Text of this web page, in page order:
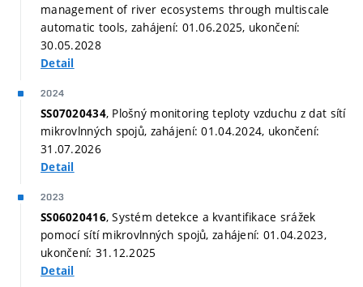
management of river ecosystems through multiscale
automatic tools, zahájení: 01.06.2025, ukončení:
30.05.2028
Detail
2024
SS07020434, Plošný monitoring teploty vzduchu z dat sítí
mikrovlnných spojů, zahájení: 01.04.2024, ukončení:
31.07.2026
Detail
2023
SS06020416, Systém detekce a kvantifikace srážek
pomocí sítí mikrovlnných spojů, zahájení: 01.04.2023,
ukončení: 31.12.2025
Detail